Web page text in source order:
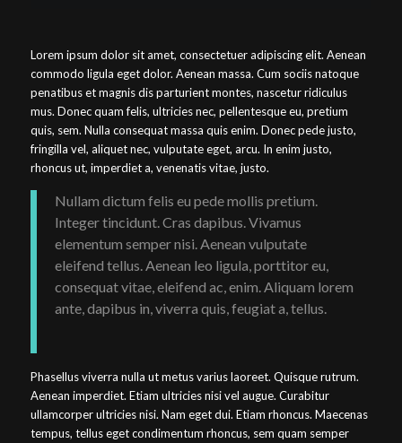
Lorem ipsum dolor sit amet, consectetuer adipiscing elit. Aenean
commodo ligula eget dolor. Aenean massa. Cum sociis natoque
penatibus et magnis dis parturient montes, nascetur ridiculus
mus. Donec quam felis, ultricies nec, pellentesque eu, pretium
quis, sem. Nulla consequat massa quis enim. Donec pede justo,
fringilla vel, aliquet nec, vulputate eget, arcu. In enim justo,
rhoncus ut, imperdiet a, venenatis vitae, justo.
Nullam dictum felis eu pede mollis pretium.
Integer tincidunt. Cras dapibus. Vivamus
elementum semper nisi. Aenean vulputate
eleifend tellus. Aenean leo ligula, porttitor eu,
consequat vitae, eleifend ac, enim. Aliquam lorem
ante, dapibus in, viverra quis, feugiat a, tellus.
Phasellus viverra nulla ut metus varius laoreet. Quisque rutrum.
Aenean imperdiet. Etiam ultricies nisi vel augue. Curabitur
ullamcorper ultricies nisi. Nam eget dui. Etiam rhoncus. Maecenas
tempus, tellus eget condimentum rhoncus, sem quam semper